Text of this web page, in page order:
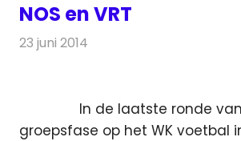
NOS en VRT
23 juni 2014
In de laatste ronde
groepsfase op het WK voetbal